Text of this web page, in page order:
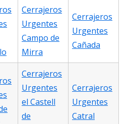
Cerrajeros
Urgentes
Campo de
Mirra
Cerrajeros
Urgentes
Cañada
Cerrajeros
Urgentes
el Castell
de
Cerrajeros
Urgentes
Catral